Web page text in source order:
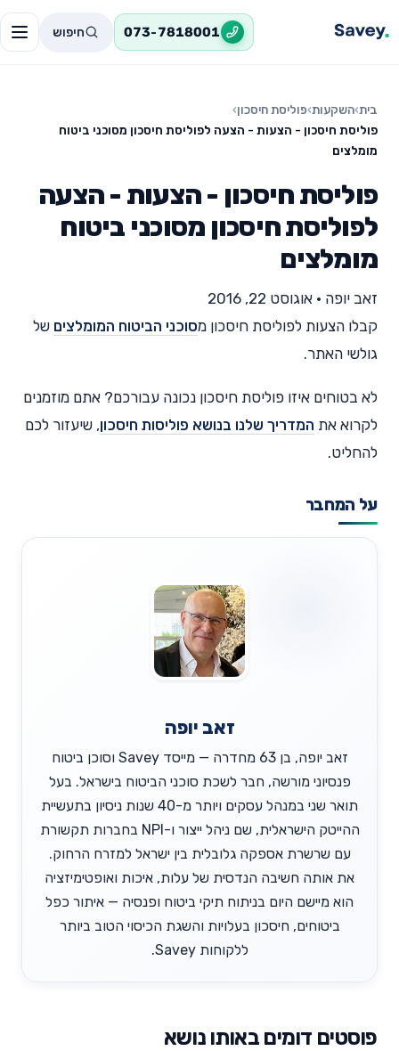
073-7818001 חיפוש
בית›השקעות›פוליסת חיסכון›
פוליסת חיסכון - הצעות - הצעה לפוליסת חיסכון מסוכני ביטוח
מומלצים
פוליסת חיסכון - הצעות - הצעה
לפוליסת חיסכון מסוכני ביטוח
מומלצים
זאב יופה • אוגוסט 22, 2016
קבלו הצעות לפוליסת חיסכון מסוכני הביטוח המומלצים של
גולשי האתר.
לא בטוחים איזו פוליסת חיסכון נכונה עבורכם? אתם מוזמנים
לקרוא את המדריך שלנו בנושא פוליסות חיסכון, שיעזור לכם
להחליט.
על המחבר
זאב יופה
זאב יופה, בן 63 מחדרה — מייסד Savey וסוכן ביטוח
פנסיוני מורשה, חבר לשכת סוכני הביטוח בישראל. בעל
תואר שני במנהל עסקים ויותר מ-40 שנות ניסיון בתעשיית
ההייטק הישראלית, שם ניהל ייצור ו-NPI בחברות תקשורת
עם שרשרת אספקה גלובלית בין ישראל למזרח הרחוק.
את אותה חשיבה הנדסית של עלות, איכות ואופטימיזציה
הוא מיישם היום בניתוח תיקי ביטוח ופנסיה — איתור כפל
ביטוחים, חיסכון בעלויות והשגת הכיסוי הטוב ביותר
ללקוחות Savey.
פוסטים דומים באותו נושא